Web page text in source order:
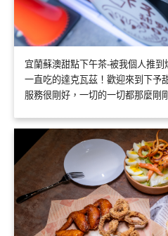
宜蘭蘇澳甜點下午茶-被我個人推
一直吃的達克瓦茲！歡迎來到下予
服務很剛好，一切的一切都那麼剛